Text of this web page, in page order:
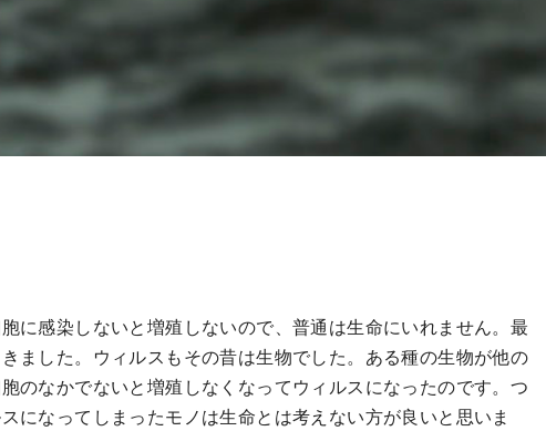
に感染しないと増殖しないので、普通は生命にいれません。最
ました。ウィルスもその昔は生物でした。ある種の生物が他の
のなかでないと増殖しなくなってウィルスになったのです。つ
になってしまったモノは生命とは考えない方が良いと思いま